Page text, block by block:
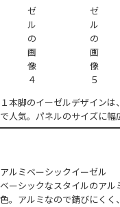
１本脚のイーゼルデザイン
で人気。パネルのサイズに幅
アルミベーシックイーゼル
ベーシックなスタイルのア
色。アルミなので錆びにく